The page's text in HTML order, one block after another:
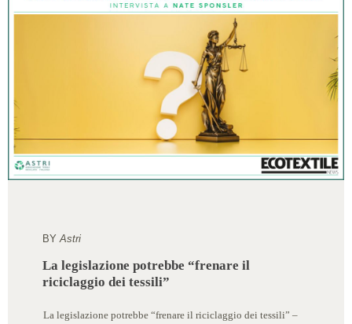
BY Astri
La legislazione potrebbe “frenare il
riciclaggio dei tessili”
La legislazione potrebbe “frenare il riciclaggio dei tessili” –